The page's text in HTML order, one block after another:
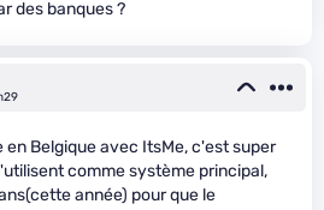
des banques ?
en Belgique avec ItsMe, c'est super
comme système principal,
année) pour que le